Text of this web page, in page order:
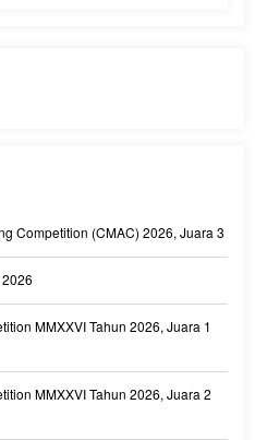
Competition (CMAC) 2026, Juara 3
MMXXVI Tahun 2026, Juara 1
MMXXVI Tahun 2026, Juara 2